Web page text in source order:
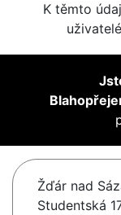
K těmto
Žďár nad
Studentská